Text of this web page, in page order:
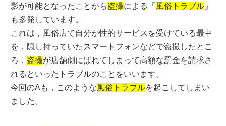
影が可能となったことから盗撮による「 風俗トラブル 」
も多発しています。
これは，風俗店で自分が性的サービスを受けている最中
を，隠し持っていたスマートフォンなどで盗撮したとこ
ろ， 盗撮が店舗側にばれてしまって高額な罰金を請求さ
れるといったトラブルのことをいいます。
今回のAも，このような風俗トラブルを起こしてしまい
ました。